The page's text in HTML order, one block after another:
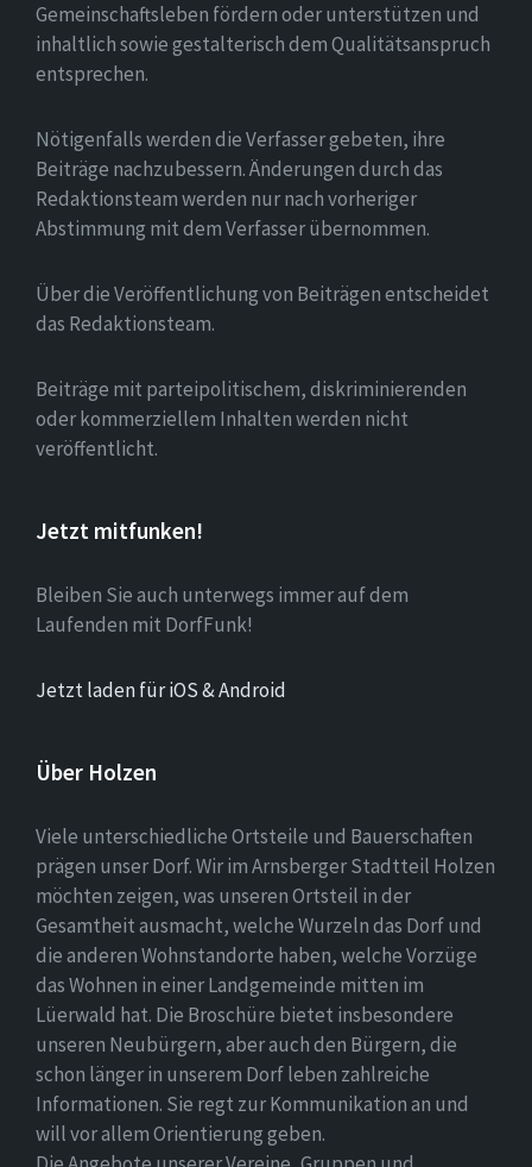
Gemeinschaftsleben fördern oder unterstützen und
inhaltlich sowie gestalterisch dem Qualitätsanspruch
entsprechen.
Nötigenfalls werden die Verfasser gebeten, ihre
Beiträge nachzubessern. Änderungen durch das
Redaktionsteam werden nur nach vorheriger
Abstimmung mit dem Verfasser übernommen.
Über die Veröffentlichung von Beiträgen entscheidet
das Redaktionsteam.
Beiträge mit parteipolitischem, diskriminierenden
oder kommerziellem Inhalten werden nicht
veröffentlicht.
Jetzt mitfunken!
Bleiben Sie auch unterwegs immer auf dem
Laufenden mit DorfFunk!
Jetzt laden für iOS & Android
Über Holzen
Viele unterschiedliche Ortsteile und Bauerschaften
prägen unser Dorf. Wir im Arnsberger Stadtteil Holzen
möchten zeigen, was unseren Ortsteil in der
Gesamtheit ausmacht, welche Wurzeln das Dorf und
die anderen Wohnstandorte haben, welche Vorzüge
das Wohnen in einer Landgemeinde mitten im
Lüerwald hat. Die Broschüre bietet insbesondere
unseren Neubürgern, aber auch den Bürgern, die
schon länger in unserem Dorf leben zahlreiche
Informationen. Sie regt zur Kommunikation an und
will vor allem Orientierung geben.